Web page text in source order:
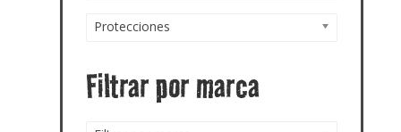
Protecciones
Filtrar por marca